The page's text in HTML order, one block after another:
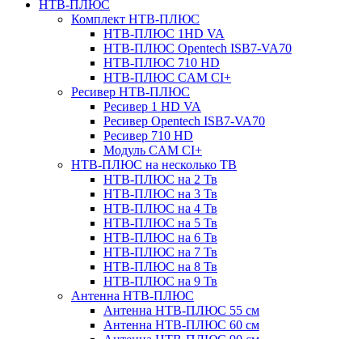
НТВ-ПЛЮС
Комплект НТВ-ПЛЮС
НТВ-ПЛЮС 1HD VA
НТВ-ПЛЮС Opentech ISB7-VA70
НТВ-ПЛЮС 710 HD
НТВ-ПЛЮС CAM CI+
Ресивер НТВ-ПЛЮС
Ресивер 1 HD VA
Ресивер Opentech ISB7-VA70
Ресивер 710 HD
Модуль CAM CI+
НТВ-ПЛЮС на несколько ТВ
НТВ-ПЛЮС на 2 Тв
НТВ-ПЛЮС на 3 Тв
НТВ-ПЛЮС на 4 Тв
НТВ-ПЛЮС на 5 Тв
НТВ-ПЛЮС на 6 Тв
НТВ-ПЛЮС на 7 Тв
НТВ-ПЛЮС на 8 Тв
НТВ-ПЛЮС на 9 Тв
Антенна НТВ-ПЛЮС
Антенна НТВ-ПЛЮС 55 см
Антенна НТВ-ПЛЮС 60 см